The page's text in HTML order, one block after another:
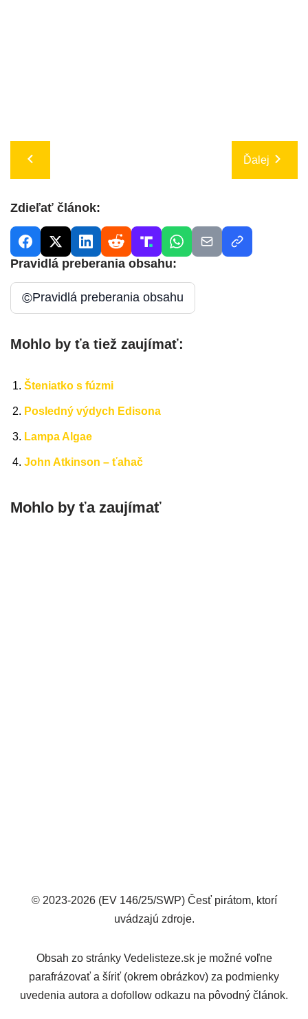
Ďalej
Zdieľať článok:
Pravidlá preberania obsahu:
©Pravidlá preberania obsahu
Mohlo by ťa tiež zaujímať:
Šteniatko s fúzmi
Posledný výdych Edisona
Lampa Algae
John Atkinson – ťahač
Mohlo by ťa zaujímať
© 2023-2026 (EV 146/25/SWP) Česť pirátom, ktorí
uvádzajú zdroje.
Obsah zo stránky Vedelisteze.sk je možné voľne
parafrázovať a šíriť (okrem obrázkov) za podmienky
uvedenia autora a dofollow odkazu na pôvodný článok.